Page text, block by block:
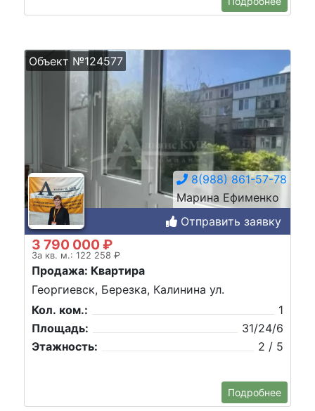
Объект №124577
8(988) 861-57-78
Марина Ефименко
Отправить заявку
3 790 000 ₽
За кв. м.: 122 258 ₽
Продажа: Квартира
Георгиевск, Березка, Калинина ул.
Кол. ком.:
1
Площадь:
31/24/6
Этажность:
2 / 5
Подробнее